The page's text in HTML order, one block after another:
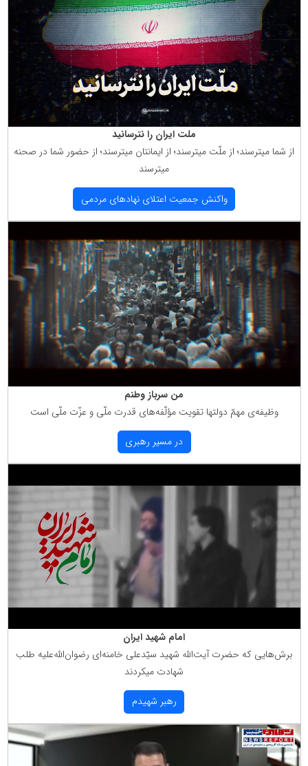
ملت ایران را نترسانید
از شما میترسند؛ از ملّت میترسند؛ از ایمانتان میترسند؛ از حضور شما در صحنه
میترسند
واكنش جمعیت اعتلای نهادهای مردمی
من سرباز وطنم
وظیفه‌ی مهمّ دولتها تقویت مؤلّفه‌های قدرت ملّی و عزّت ملّی است
در مسیر رهبری
امام شهید ایران
برش‌هایی كه حضرت آیت‌الله شهید سیّدعلی خامنه‌ای رضوان‌الله‌علیه طلب
شهادت میكردند
رهبر شهیدم